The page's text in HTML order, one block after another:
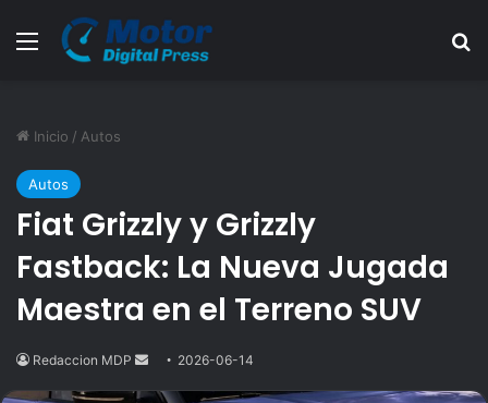
Menú
Inicio / Autos
Autos
Fiat Grizzly y Grizzly
Fastback: La Nueva Jugada
Maestra en el Terreno SUV
Redaccion MDP
Send2026-06-14